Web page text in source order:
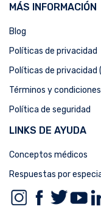
MÁS INFORMACIÓN
Blog
Políticas de privacidad
Políticas de privacidad
Términos y condiciones
Política de seguridad
LINKS DE AYUDA
Conceptos médicos
Respuestas por